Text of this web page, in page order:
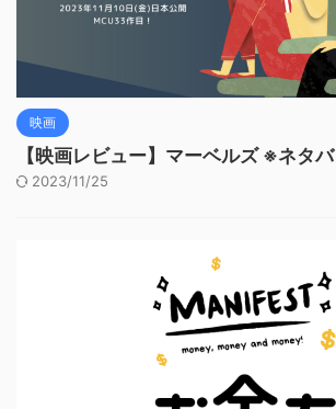
映画
【映画レビュー】マーベルズ ※ネタ
2023/11/25